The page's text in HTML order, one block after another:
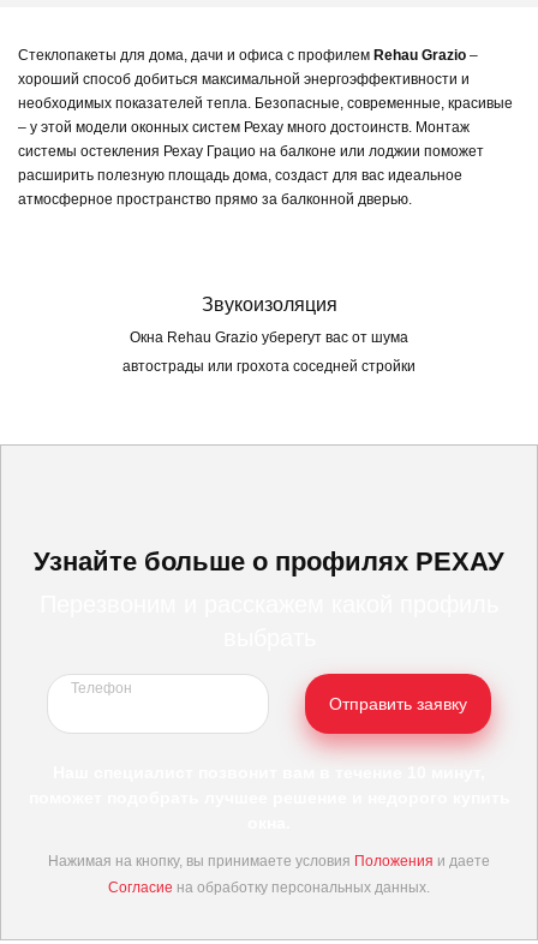
Стеклопакеты для дома, дачи и офиса с профилем Rehau Grazio –
хороший способ добиться максимальной энергоэффективности и
необходимых показателей тепла. Безопасные, современные, красивые
– у этой модели оконных систем Рехау много достоинств. Монтаж
системы остекления Рехау Грацио на балконе или лоджии поможет
расширить полезную площадь дома, создаст для вас идеальное
атмосферное пространство прямо за балконной дверью.
Звукоизоляция
Окна Rehau Grazio уберегут вас от шума
автострады или грохота соседней стройки
Узнайте больше о профилях РЕХАУ
Телефон
Отправить заявку
Нажимая на кнопку, вы принимаете условия Положения и даете
Согласие на обработку персональных данных.